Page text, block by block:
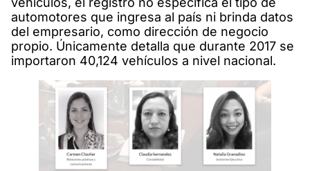
automotores que ingresa al país ni brinda datos
del empresario, como dirección de negocio
propio. Únicamente detalla que durante 2017 se
importaron 40,124 vehículos a nivel nacional.